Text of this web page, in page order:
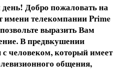
Добро пожаловать на
телекомпании Prime
выразить Вам
В предвкушении
человеком, который имеет
общения,